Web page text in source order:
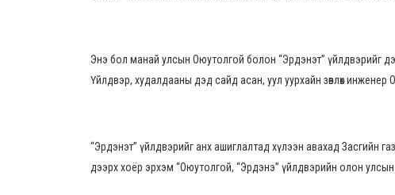
Энэ бол манай улсын Оюутолгой болон “Эрдэнэт” үйлдвэрийг
Үйлдвэр, худалдааны дэд сайд асан, уул уурхайн зөвлөх
“Эрдэнэт” үйлдвэрийг анх ашиглалтад хүлээн авахад Засгийн
дээрх хоёр эрхэм “Оюутолгой, “Эрдэнэ” үйлдвэрийн олон улсын